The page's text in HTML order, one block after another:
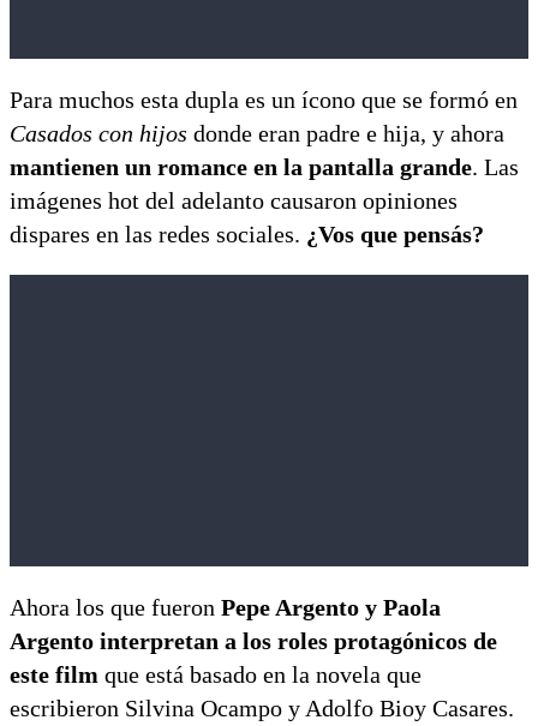
Para muchos esta dupla es un ícono que se formó en
Casados con hijos donde eran padre e hija, y ahora
mantienen un romance en la pantalla grande. Las
imágenes hot del adelanto causaron opiniones
dispares en las redes sociales. ¿Vos que pensás?
Ahora los que fueron Pepe Argento y Paola
Argento interpretan a los roles protagónicos de
este film que está basado en la novela que
escribieron Silvina Ocampo y Adolfo Bioy Casares.